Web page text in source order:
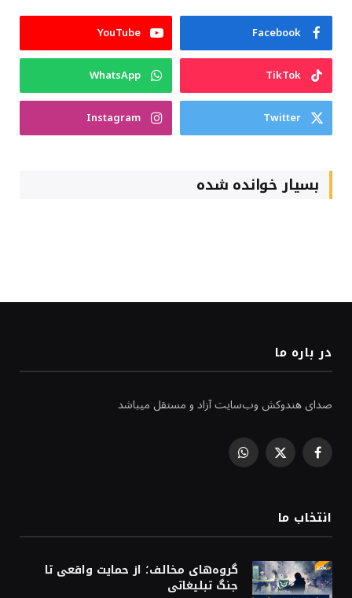
Facebook
YouTube
TikTok
WhatsApp
Twitter
Instagram
بسیار خوانده شده
در باره ما
صدای هندوکش وب‌سایت آزاد و مستقل میباشد
Facebook
X
WhatsApp
انتخاب ما
گروه‌های مخالف؛ از حمایت واقعی تا
جنگ تبلیغاتی